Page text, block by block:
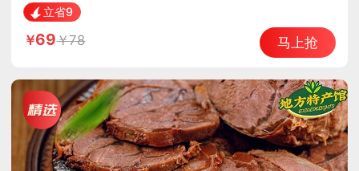
本味）熟核桃 坚果 酥脆可口
立省9
69 78 马上抢